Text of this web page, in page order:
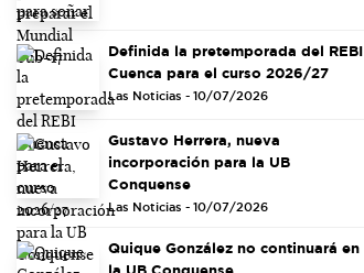
Definida la pretemporada del REBI
Cuenca para el curso 2026/27
Las Noticias - 10/07/2026
Gustavo Herrera, nueva
incorporación para la UB
Conquense
Las Noticias - 10/07/2026
Quique González no continuará en
la UB Conquense